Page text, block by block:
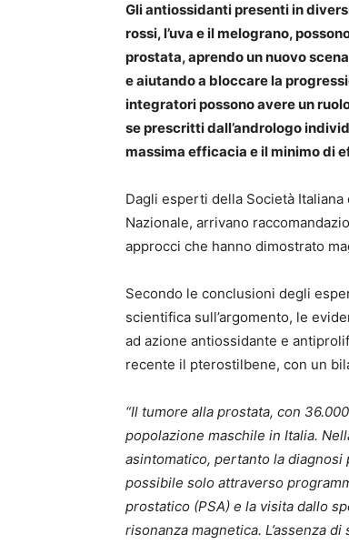
Gli antiossidanti presenti in
rossi, l’uva e il melograno,
prostata, aprendo un nuovo
e aiutando a bloccare la
integratori possono avere un
se prescritti dall’andrologo
massima efficacia e il minimo di
Dagli esperti della Società
Nazionale, arrivano
approcci che hanno dimostrato
Secondo le conclusioni degli
scientifica sull’argomento, le
ad azione antiossidante e
recente il pterostilbene, con un
“Il tumore alla prostata, con
popolazione maschile in Italia.
asintomatico, pertanto la diagnosi
possibile solo attraverso
prostatico (PSA) e la visita dallo
risonanza magnetica. L’assenza